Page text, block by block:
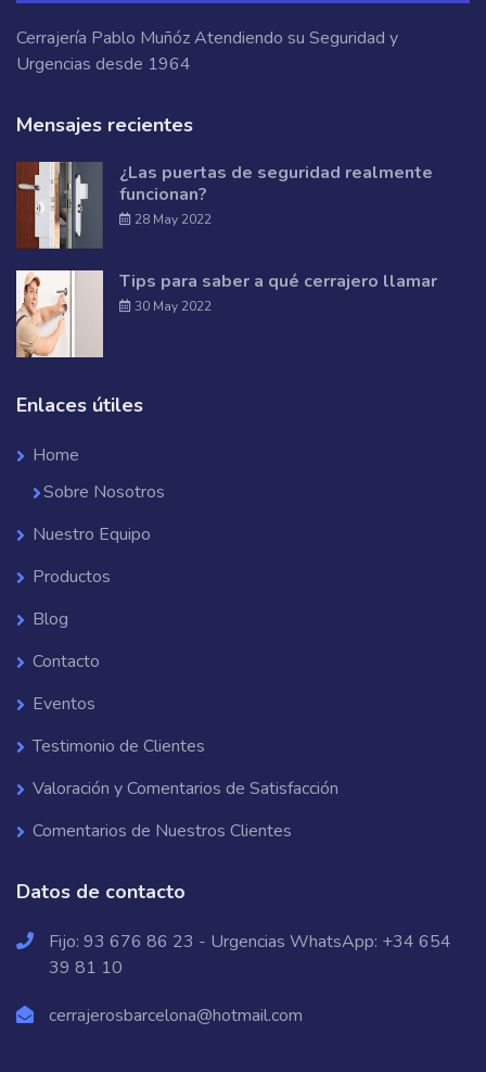
Cerrajería Pablo Muñóz Atendiendo su Seguridad y
Urgencias desde 1964
Mensajes recientes
¿Las puertas de seguridad realmente
funcionan?
28 May 2022
Tips para saber a qué cerrajero llamar
30 May 2022
Enlaces útiles
Home
Sobre Nosotros
Nuestro Equipo
Productos
Blog
Contacto
Eventos
Testimonio de Clientes
Valoración y Comentarios de Satisfacción
Comentarios de Nuestros Clientes
Datos de contacto
Fijo: 93 676 86 23 - Urgencias WhatsApp: +34 654
39 81 10
cerrajerosbarcelona@hotmail.com